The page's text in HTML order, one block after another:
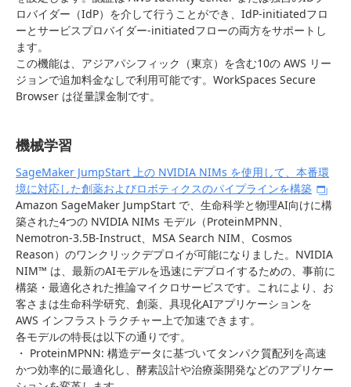
ロバイダー（IdP）を介して行うことができ、IdP-initiatedフロ
ーとサービスプロバイダー-initiatedフローの両方をサポートし
ます。
この機能は、アジアパシフィック（東京）を含む10の AWS リー
ジョンで追加料金なしで利用可能です。WorkSpaces Secure
Browser は従量課金制です。
機械学習
SageMaker JumpStart 上の NVIDIA NIMs を使用して、本番環
境に対応した創薬およびロボティクスのパイプラインを構築
Amazon SageMaker JumpStart で、生命科学と物理AI向けに構
築された4つの NVIDIA NIMs モデル（ProteinMPNN、
Nemotron-3.5B-Instruct、MSA Search NIM、Cosmos
Reason）のワンクリックデプロイが可能になりました。NVIDIA
NIM™ は、最新のAIモデルを迅速にデプロイするための、事前に
構築・最適化された推論マイクロサービスです。これにより、お
客さまは生命科学研究、創薬、具現化AIアプリケーションを
AWS インフラストラクチャー上で加速できます。
各モデルの特長は以下の通りです。
・ ProteinMPNN: 構造データに基づいてタンパク質配列を高速
かつ効率的に最適化し、酵素設計や治療薬開発などのアプリケー